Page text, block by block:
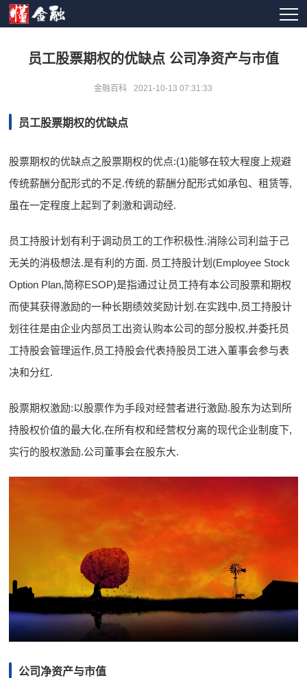
员工股票期权的优缺点 公司净资产与市值
金融百科 2021-10-13 07:31:33
员工股票期权的优缺点
股票期权的优缺点之股票期权的优点:(1)能够在较大程度上规避
传统薪酬分配形式的不足.传统的薪酬分配形式如承包、租赁等,
虽在一定程度上起到了刺激和调动经.
员工持股计划有利于调动员工的工作积极性.消除公司利益于己
无关的消极想法.是有利的方面. 员工持股计划(Employee Stock
Option Plan,简称ESOP)是指通过让员工持有本公司股票和期权
而使其获得激励的一种长期绩效奖励计划.在实践中,员工持股计
划往往是由企业内部员工出资认购本公司的部分股权,并委托员
工持股会管理运作,员工持股会代表持股员工进入董事会参与表
决和分红.
股票期权激励:以股票作为手段对经营者进行激励.股东为达到所
持股权价值的最大化,在所有权和经营权分离的现代企业制度下,
实行的股权激励.公司董事会在股东大.
公司净资产与市值